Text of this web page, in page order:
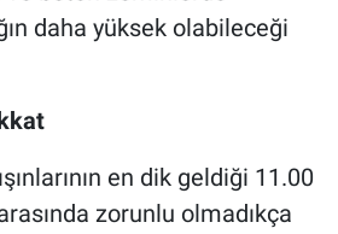
daha yüksek olabileceği
en dik geldiği 11.00
zorunlu olmadıkça